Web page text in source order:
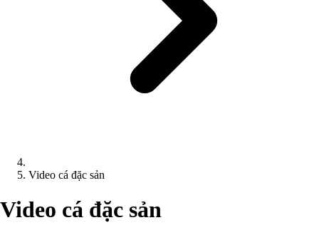
Video cá đặc sản
Video cá đặc sản